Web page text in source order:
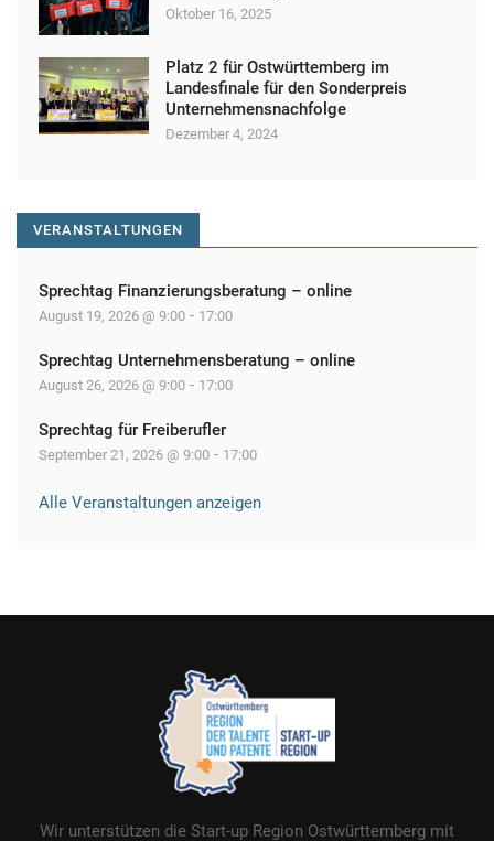
Oktober 16, 2025
Platz 2 für Ostwürttemberg im
Landesfinale für den Sonderpreis
Unternehmensnachfolge
Dezember 4, 2024
VERANSTALTUNGEN
Sprechtag Finanzierungsberatung – online
August 19, 2026 @ 9:00 - 17:00
Sprechtag Unternehmensberatung – online
August 26, 2026 @ 9:00 - 17:00
Sprechtag für Freiberufler
September 21, 2026 @ 9:00 - 17:00
Alle Veranstaltungen anzeigen
Wir unterstützen die Start-up Region Ostwürttemberg mit